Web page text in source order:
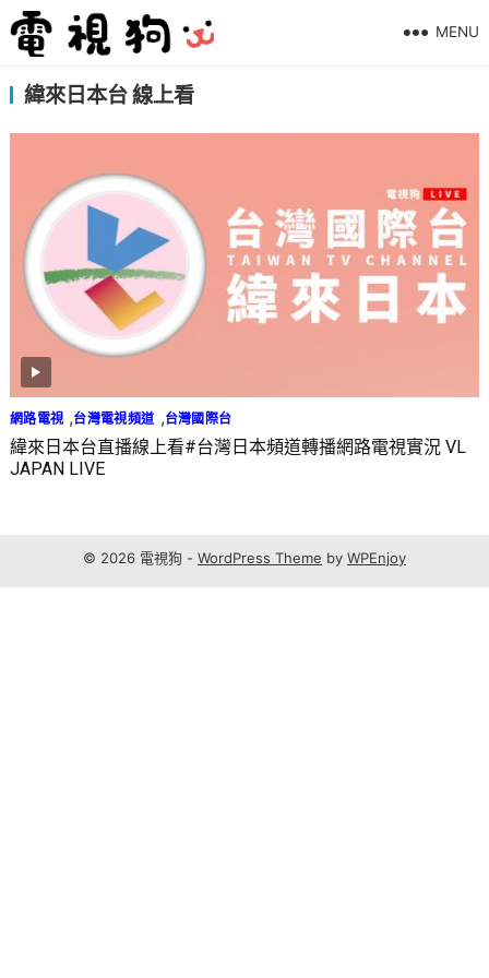
MENU
緯來日本台 線上看
網路電視 ,台灣電視頻道 ,台灣國際台
緯來日本台直播線上看#台灣日本頻道轉播網路電視實況 VL
JAPAN LIVE
© 2026 電視狗 - WordPress Theme by WPEnjoy